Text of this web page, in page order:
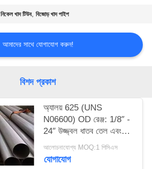
নিকেল খাদ টিউব,বিজোড় খাদ পাইপ
আমাদের সাথে যোগাযোগ করুন!
বিশদ প্রকাশ
অ্যালয় 625 (UNS
N06600) OD রেঞ্জ: 1/8″ -
24″ উজ্জ্বল ধাতব তেল এবং
গ্যাসের প্রসার্য শক্তি: 550 –
900 MPa
আলোচনাযোগ্য MOQ:1 পিসিএস
যোগাযোগ